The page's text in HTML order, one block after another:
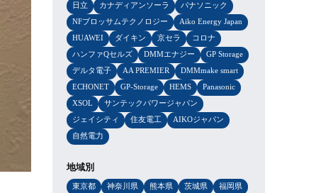
日立
カナディアンソーラ
パナソニック
NFブロッサムテクノロジー
Aiko Energy Japan
HUAWEI
ダイキン 京セラ
コロナ
ハンファQセルズ
DMMエナジー
GP Storage
デルタ電子
AA PREMIER
DMMmake smart
ECHONET
GP-Storage HEMS
Panasonic
XSOL
サンテックパワージャパン
ジェイシティ
住友電工
AIKOジャパン
自然電力
地域別
東京都 神奈川県 熊本県 茨城県
福岡県